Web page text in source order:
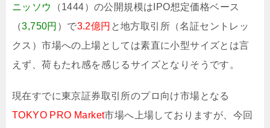
ニッソウ
（1444）の公開規模はIPO想定価格ベース
（3,750円 ）で3.2億円 と地方取引所（名証セントレッ
クス）市場への上場としては素直に小型サイズとは言
えず、荷もたれ感を感じるサイズとなりそうです。
現在すでに東京証券取引所のプロ向け市場となる
TOKYO PRO Market市場へ上場しておりますが、今回